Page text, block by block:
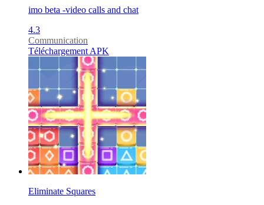
imo beta -video calls and chat
4.3
Communication
Téléchargement APK
Eliminate Squares